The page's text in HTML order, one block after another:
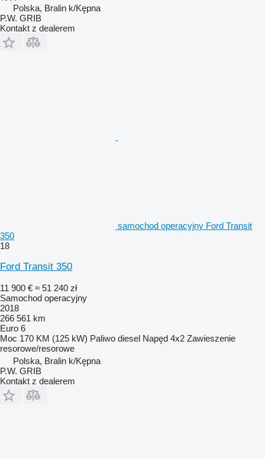
Polska, Bralin k/Kępna
P.W. GRIB
Kontakt z dealerem
samochod operacyjny Ford Transit
350
18
Ford Transit 350
11 900 € ≈ 51 240 zł
Samochod operacyjny
2018
266 561 km
Euro 6
Moc 170 KM (125 kW) Paliwo diesel Napęd 4x2 Zawieszenie
resorowe/resorowe
Polska, Bralin k/Kępna
P.W. GRIB
Kontakt z dealerem